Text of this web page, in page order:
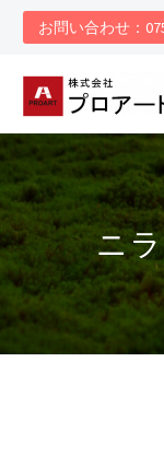
お問い合わせ：
ニ